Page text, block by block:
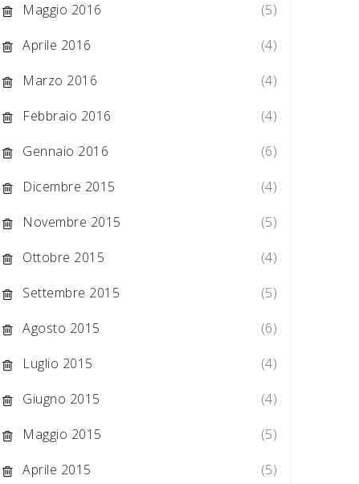
Maggio 2016
(5)
Aprile 2016
(4)
Marzo 2016
(4)
Febbraio 2016
(4)
Gennaio 2016
(6)
Dicembre 2015
(4)
Novembre 2015
(5)
Ottobre 2015
(4)
Settembre 2015
(5)
Agosto 2015
(6)
Luglio 2015
(4)
Giugno 2015
(4)
Maggio 2015
(5)
Aprile 2015
(5)